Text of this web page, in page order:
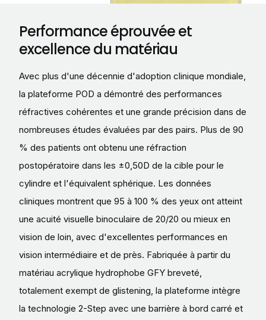
Performance éprouvée et
excellence du matériau
Avec plus d'une décennie d'adoption clinique mondiale,
la plateforme POD a démontré des performances
réfractives cohérentes et une grande précision dans de
nombreuses études évaluées par des pairs. Plus de 90
% des patients ont obtenu une réfraction
postopératoire dans les ±0,50D de la cible pour le
cylindre et l'équivalent sphérique. Les données
cliniques montrent que 95 à 100 % des yeux ont atteint
une acuité visuelle binoculaire de 20/20 ou mieux en
vision de loin, avec d'excellentes performances en
vision intermédiaire et de près. Fabriquée à partir du
matériau acrylique hydrophobe GFY breveté,
totalement exempt de glistening, la plateforme intègre
la technologie 2-Step avec une barrière à bord carré et